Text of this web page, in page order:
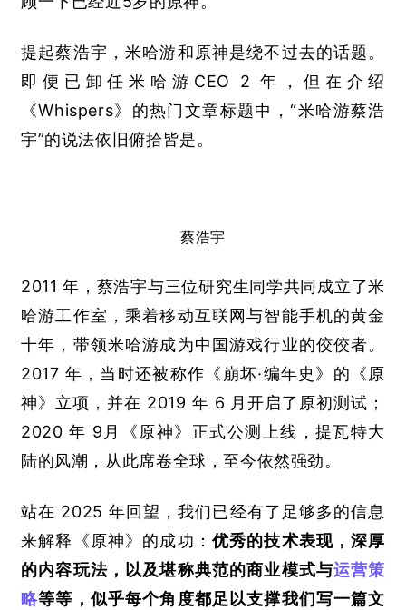
提起蔡浩宇，米哈游和原神是绕不过去的话题。
即便已卸任米哈游 CEO 2 年，但在介绍
《Whispers》的热门文章标题中，“米哈游蔡浩
宇”的说法依旧俯拾皆是。
蔡浩宇
2011 年，蔡浩宇与三位研究生同学共同成立了米
哈游工作室，乘着移动互联网与智能手机的黄金
十年，带领米哈游成为中国游戏行业的佼佼者。
2017 年，当时还被称作《崩坏·编年史》的《原
神》立项，并在 2019 年 6 月开启了原初测试；
2020 年 9 月《原神》正式公测上线，提瓦特大
陆的风潮，从此席卷全球，至今依然强劲。
站在 2025 年回望，我们已经有了足够多的信息
来解释《原神》的成功： 优秀的技术表现，深厚
的内容玩法，以及堪称典范的商业模式与运营策
略等等，似乎每个角度都足以支撑我们写一篇文